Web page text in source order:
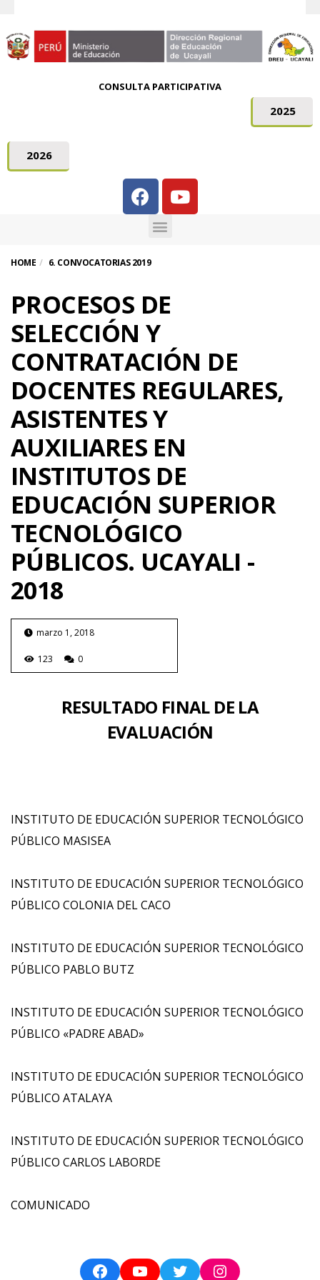
CONSULTA PARTICIPATIVA
2025
2026
HOME 6. CONVOCATORIAS 2019
PROCESOS DE
SELECCIÓN Y
CONTRATACIÓN DE
DOCENTES REGULARES,
ASISTENTES Y
AUXILIARES EN
INSTITUTOS DE
EDUCACIÓN SUPERIOR
TECNOLÓGICO
PÚBLICOS. UCAYALI -
2018
marzo 1, 2018
123 0
RESULTADO FINAL DE LA
EVALUACIÓN
INSTITUTO DE EDUCACIÓN SUPERIOR TECNOLÓGICO
PÚBLICO MASISEA
INSTITUTO DE EDUCACIÓN SUPERIOR TECNOLÓGICO
PÚBLICO COLONIA DEL CACO
INSTITUTO DE EDUCACIÓN SUPERIOR TECNOLÓGICO
PÚBLICO PABLO BUTZ
INSTITUTO DE EDUCACIÓN SUPERIOR TECNOLÓGICO
PÚBLICO «PADRE ABAD»
INSTITUTO DE EDUCACIÓN SUPERIOR TECNOLÓGICO
PÚBLICO ATALAYA
INSTITUTO DE EDUCACIÓN SUPERIOR TECNOLÓGICO
PÚBLICO CARLOS LABORDE
COMUNICADO